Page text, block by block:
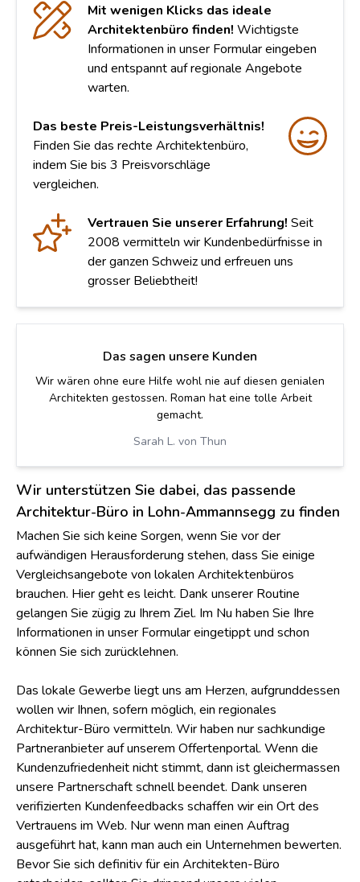
Wir unterstützen Sie dabei, das passende
Architektur-Büro in Lohn-Ammannsegg zu finden
Machen Sie sich keine Sorgen, wenn Sie vor der
aufwändigen Herausforderung stehen, dass Sie einige
Vergleichsangebote von lokalen Architektenbüros
brauchen. Hier geht es leicht. Dank unserer Routine
gelangen Sie zügig zu Ihrem Ziel. Im Nu haben Sie Ihre
Informationen in unser Formular eingetippt und schon
können Sie sich zurücklehnen.
Das lokale Gewerbe liegt uns am Herzen, aufgrunddessen
wollen wir Ihnen, sofern möglich, ein regionales
Architektur-Büro vermitteln. Wir haben nur sachkundige
Partneranbieter auf unserem Offertenportal. Wenn die
Kundenzufriedenheit nicht stimmt, dann ist gleichermassen
unsere Partnerschaft schnell beendet. Dank unseren
verifizierten Kundenfeedbacks schaffen wir ein Ort des
Vertrauens im Web. Nur wenn man einen Auftrag
ausgeführt hat, kann man auch ein Unternehmen bewerten.
Bevor Sie sich definitiv für ein Architekten-Büro
Mit wenigen Klicks das ideale
Architektenbüro finden! Wichtigste
Informationen in unser Formular eingeben
und entspannt auf regionale Angebote
warten.
Das beste Preis-Leistungsverhältnis!
Finden Sie das rechte Architektenbüro,
indem Sie bis 3 Preisvorschläge
vergleichen.
Vertrauen Sie unserer Erfahrung! Seit
2008 vermitteln wir Kundenbedürfnisse in
der ganzen Schweiz und erfreuen uns
grosser Beliebtheit!
Das sagen unsere Kunden
Wir wären ohne eure Hilfe wohl nie auf diesen genialen
Architekten gestossen. Roman hat eine tolle Arbeit
gemacht.
Sarah L. von Thun